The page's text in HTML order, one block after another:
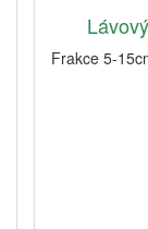
Frakce 5-